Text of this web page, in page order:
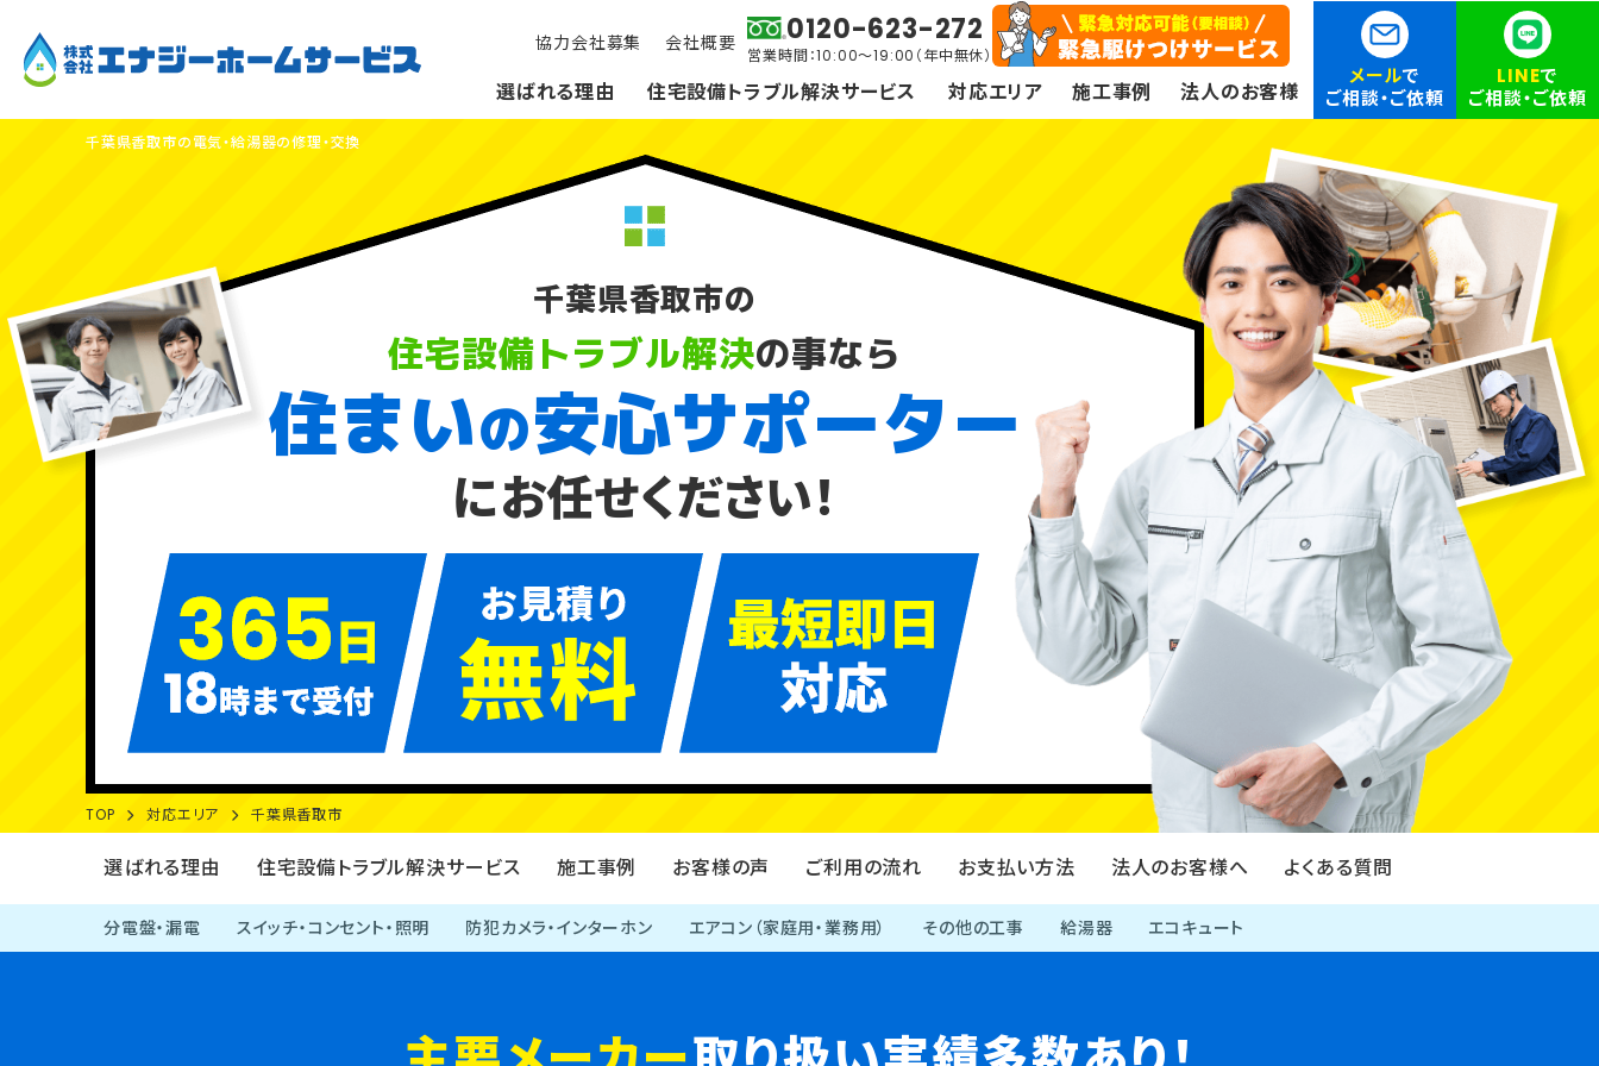
協力会社募集 会社概要 0120-623-272
営業時間：10:00～19:00（年中無休）
選ばれる理由 住宅設備トラブル解決サービス
分電盤・漏電 スイッチ・コンセント・照明 防犯カメラ・インターホン エアコン（家庭用・業務用）
給湯器 エコキュート 伐採・剪定・草刈り
対応エリア 施工事例 法人のお客様
メールで
ご相談・ご依頼
LINEで
ご相談・ご依頼
千葉県香取市の
住宅設備トラブル解決の事なら
住まいの安心サポーター
にお任せください！
千葉県香取市の電気・給湯器の修理・交換
TOP 対応エリア 千葉県香取市
選ばれる理由 住宅設備トラブル解決サービス 施工事例 お客様の声 ご利用の流れ お支払い方法 法人のお客様へ よくある質問
分電盤・漏電 スイッチ・コンセント・照明 防犯カメラ・インターホン エアコン（家庭用・業務用） その他の工事 給湯器 エコキュート